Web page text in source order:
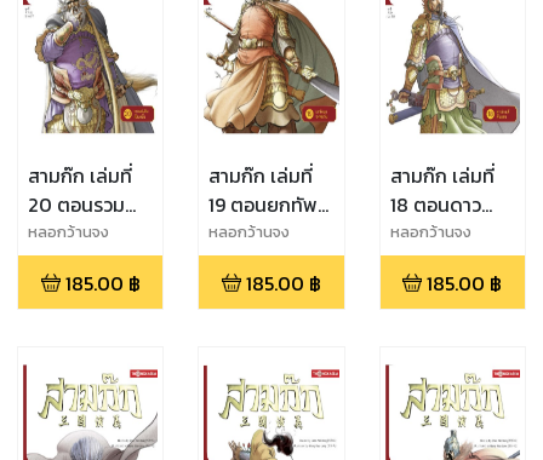
สามก๊ก เล่มที่
20 ตอนรวม
แผ่นดินเป็นหนึ่ง
(จบ)
หลอกว้านจง
185.00 ฿
สามก๊ก เล่มที่
19 ตอนยกทัพ
บุกจงหยวน
หลอกว้านจง
185.00 ฿
สามก๊ก เล่มที่
18 ตอนดาว
ฮ่องเต้ดับแสง
หลอกว้านจง
185.00 ฿